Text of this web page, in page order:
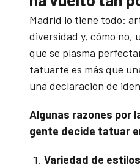
Madrid lo tiene todo:
diversidad y, cómo no,
que se plasma
tatuarte es más que
una declaración de
Algunas razones por
gente decide tatuar
Variedad de estilos